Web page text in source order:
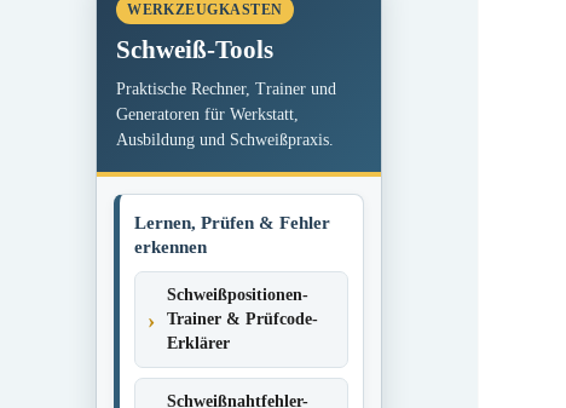
WERKZEUGKASTEN
Schweiß-Tools
Praktische Rechner, Trainer und
Generatoren für Werkstatt,
Ausbildung und Schweißpraxis.
Lernen, Prüfen & Fehler
erkennen
Schweißpositionen-
Trainer & Prüfcode-
Erklärer
Schweißnahtfehler-